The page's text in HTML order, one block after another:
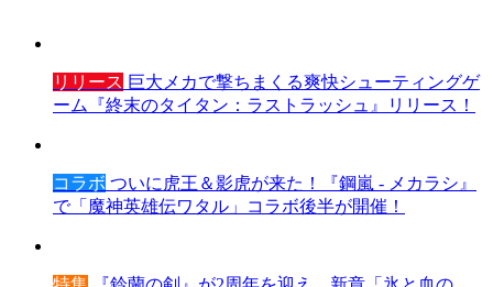
リリース 巨大メカで撃ちまくる爽快シューティングゲ
ーム『終末のタイタン：ラストラッシュ』リリース！
コラボ ついに虎王＆影虎が来た！『鋼嵐 - メカラシ』
で「魔神英雄伝ワタル」コラボ後半が開催！